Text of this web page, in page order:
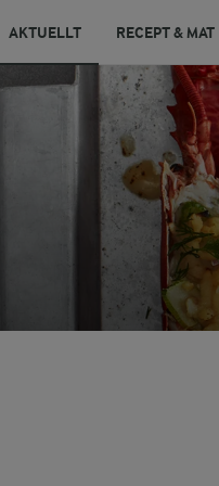
AKTUELLT RECEPT & MAT